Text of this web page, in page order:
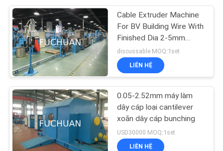
THAM
QUAN
NHÀ
MÁY
KIỂM
SOÁT
CHẤT
LƯỢNG
Cable Extruder Machine
For BV Building Wire With
Finished Dia 2-5mm
Screw Dia 70mm
discussable MOQ:1set
LIÊN HỆ
0.05-2.52mm máy làm
dây cáp loại cantilever
xoắn dây cáp bunching
USD30000 MOQ:1set
LIÊN HỆ